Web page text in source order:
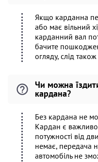
Якщо карданна
або має вільний
карданний вал
бачите
огляду, слід
Чи можна
кардана?
Без кардана не
Кардан є
потужності від
немає, передача
автомобіль не